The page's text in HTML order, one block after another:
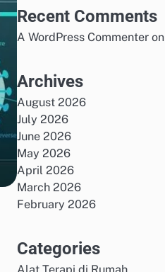
Recent Comments
A WordPress Commenter on
Archives
August 2026
July 2026
June 2026
May 2026
April 2026
March 2026
February 2026
Categories